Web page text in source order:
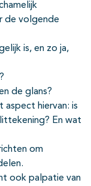
de volgende
is, en zo ja,
de glans?
aspect hiervan: is
En wat
om
ook palpatie van